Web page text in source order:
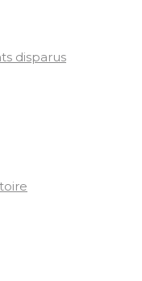
disparus